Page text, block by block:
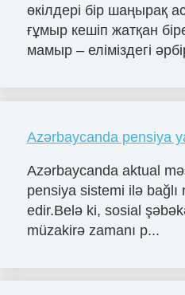
өкілдері бір шаңырақ
ғұмыр кешіп жатқан
мамыр – еліміздегі
Azərbaycanda pensiya
Azərbaycanda aktual
pensiya sistemi ilə bağlı
edir.Belə ki, sosial
müzakirə zamanı p...